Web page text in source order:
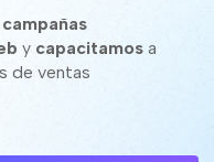
campañas
y capacitamos a
de ventas